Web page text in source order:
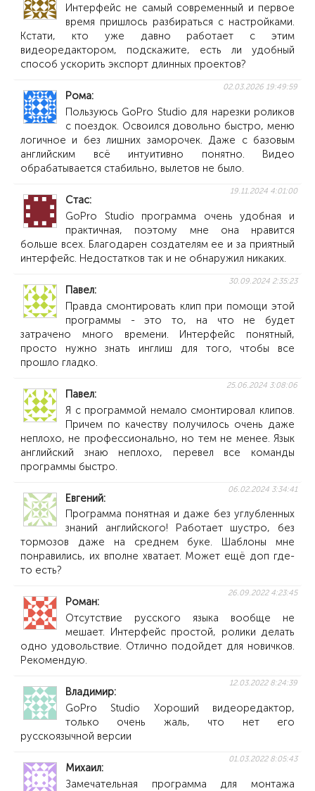
Интерфейс не самый современный и первое
время пришлось разбираться с настройками.
Кстати, кто уже давно работает с этим
видеоредактором, подскажите, есть ли удобный
способ ускорить экспорт длинных проектов?
Рома
02.03.2026 19:49:59
Пользуюсь GoPro Studio для нарезки роликов
с поездок. Освоился довольно быстро, меню
логичное и без лишних заморочек. Даже с базовым
английским всё интуитивно понятно. Видео
обрабатывается стабильно, вылетов не было.
Стас
19.11.2024 4:01:00
GoPro Studio программа очень удобная и
практичная, поэтому мне она нравится
больше всех. Благодарен создателям ее и за приятный
интерфейс. Недостатков так и не обнаружил никаких.
Павел
30.09.2024 2:35:23
Правда смонтировать клип при помощи этой
программы - это то, на что не будет
затрачено много времени. Интерфейс понятный,
просто нужно знать инглиш для того, чтобы все
прошло гладко.
Павел
25.06.2024 3:08:06
Я с программой немало смонтировал клипов.
Причем по качеству получилось очень даже
неплохо, не профессионально, но тем не менее. Язык
английский знаю неплохо, перевел все команды
программы быстро.
Евгений
06.02.2024 3:34:41
Программа понятная и даже без углубленных
знаний английского! Работает шустро, без
тормозов даже на среднем буке. Шаблоны мне
понравились, их вполне хватает. Может ещё доп где-
то есть?
Роман
26.09.2022 4:23:45
Отсутствие русского языка вообще не
мешает. Интерфейс простой, ролики делать
одно удовольствие. Отлично подойдет для новичков.
Рекомендую.
Владимир
12.03.2022 8:24:39
GoPro Studio Хороший видеоредактор,
только очень жаль, что нет его
русскоязычной версии
Михаил
01.03.2022 8:05:43
Замечательная программа для монтажа